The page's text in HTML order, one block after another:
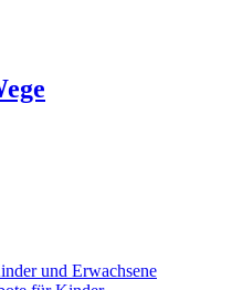
und Erwachsene